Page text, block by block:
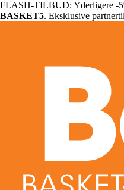
FLASH-TILBUD: Yderligere -
BASKET5. Eksklusive